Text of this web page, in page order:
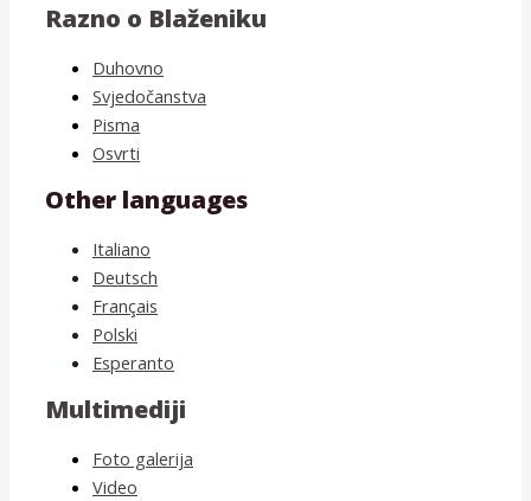
Razno o Blaženiku
Duhovno
Svjedočanstva
Pisma
Osvrti
Other languages
Italiano
Deutsch
Français
Polski
Esperanto
Multimediji
Foto galerija
Video